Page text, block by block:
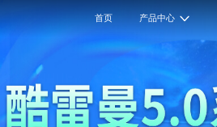
首页 产品中心